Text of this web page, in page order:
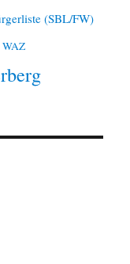
(SBL/FW)
WAZ